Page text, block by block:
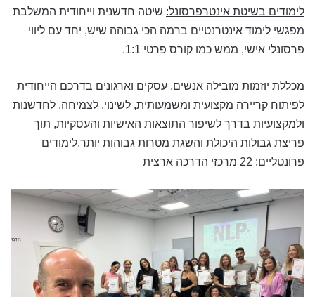
לימודים בשיטת אינטרפרסונל: שיטה חדשנית וייחודית המשלבת
מפגשי לימוד אינטרנטיים ברמה הכי גבוהה שיש, יחד עם ליווי
פרסונלי אישי, ממש כמו קורס פרטי 1:1.
מכללת יוזמות מובילה אנשים, עסקים וארגונים בדרכם הייחודית
לפיתוח קריירה מקצועית ומשמעותית, לשינוי, לצמיחה, לחדשנות
ולמקצועיות בדרך לשיפור התוצאות האישיות והעסקיות, תוך
פריצת גבולות היכולת והשגת מטרות גבוהות יותר.לימודים
פרונטליים: 22 מרכזי הדרכה ארצית